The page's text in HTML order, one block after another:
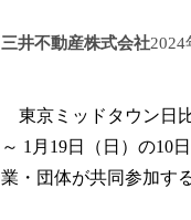
三井不動産株式会社2024
東京ミッドタウン日
～ 1月19日（日）の10
業・団体が共同参加す